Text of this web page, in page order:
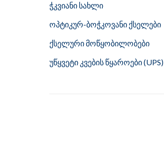
ჭკვიანი სახლი
ოპტიკურ-ბოჭკოვანი ქსელები
ქსელური მოწყობილობები
უწყვეტი კვების წყაროები (UPS)